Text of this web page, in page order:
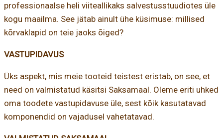
professionaalse heli viiteallikaks salvestusstuudiotes üle
kogu maailma. See jätab ainult ühe küsimuse: millised
kõrvaklapid on teie jaoks õiged?
VASTUPIDAVUS
Üks aspekt, mis meie tooteid teistest eristab, on see, et
need on valmistatud käsitsi Saksamaal. Oleme eriti uhked
oma toodete vastupidavuse üle, sest kõik kasutatavad
komponendid on vajadusel vahetatavad.